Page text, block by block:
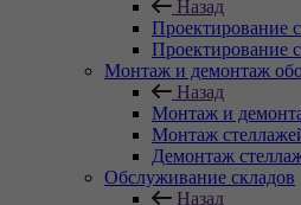
Назад
Проектирование
Проектирование
Монтаж и демонтаж
Назад
Монтаж и
Монтаж
Демонтаж
Обслуживание складов
Назад